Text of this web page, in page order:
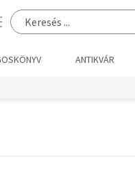
ANTIKVÁR